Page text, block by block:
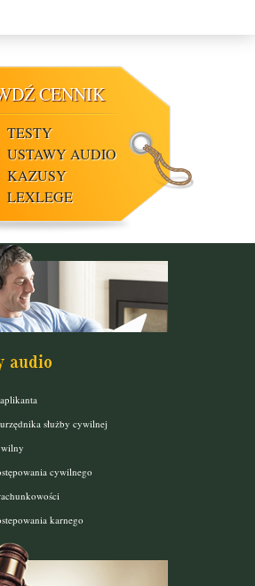
CENNIK
TESTY
USTAWY AUDIO
KAZUSY
LEXLEGE
audio
służby cywilnej
cywilnego
karnego